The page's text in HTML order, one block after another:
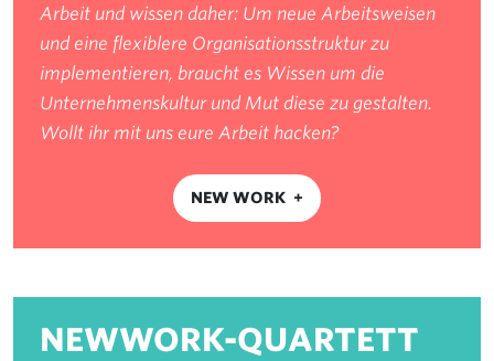
Arbeit und wissen daher: Um neue Arbeitsweisen
und eine flexiblere Organisationsstruktur zu
implementieren, braucht es Wissen um die
Unternehmenskultur und Mut diese zu gestalten.
Wollt ihr mit uns eure Arbeit hacken?
NEW WORK
NEWWORK-QUARTETT